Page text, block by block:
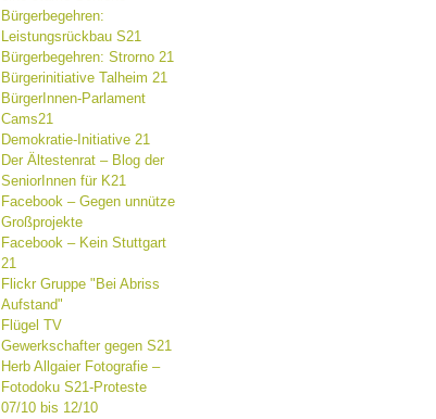
Bürgerbegehren:
Leistungsrückbau S21
Bürgerbegehren: Strorno 21
Bürgerinitiative Talheim 21
BürgerInnen-Parlament
Cams21
Demokratie-Initiative 21
Der Ältestenrat – Blog der
SeniorInnen für K21
Facebook – Gegen unnütze
Großprojekte
Facebook – Kein Stuttgart
21
Flickr Gruppe "Bei Abriss
Aufstand"
Flügel TV
Gewerkschafter gegen S21
Herb Allgaier Fotografie –
Fotodoku S21-Proteste
07/10 bis 12/10